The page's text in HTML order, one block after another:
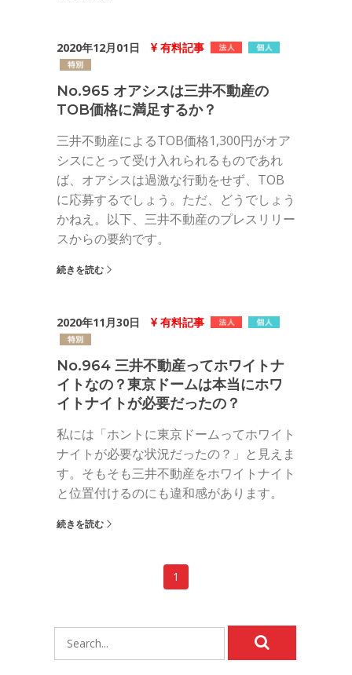
2020年12月01日 有料記事
No.965 オアシスは三井不動産の
TOB価格に満足するか？
三井不動産によるTOB価格1,300円がオア
シスにとって受け入れられるものであれ
ば、オアシスは過激な行動をせず、TOB
に応募するでしょう。ただ、どうでしょう
かねえ。以下、三井不動産のプレスリリー
スからの要約です。
続きを読む
2020年11月30日 有料記事
No.964 三井不動産ってホワイトナ
イトなの？東京ドームは本当にホワ
イトナイトが必要だったの？
私には「ホントに東京ドームってホワイト
ナイトが必要な状況だったの？」と見えま
す。そもそも三井不動産をホワイトナイト
と位置付けるのにも違和感があります。
続きを読む
1